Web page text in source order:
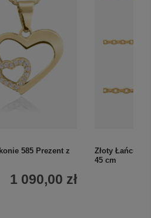
585 Prezent z
1 090,00 zł
Złoty
45 cm